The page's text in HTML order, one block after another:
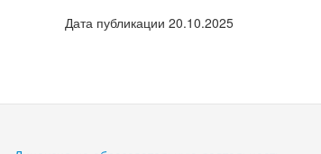
Дата публикации 20.10.2025